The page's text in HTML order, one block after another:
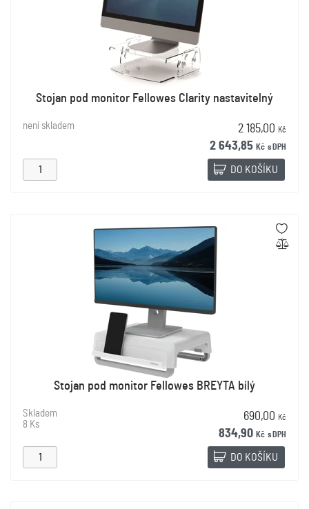
Stojan pod monitor Fellowes Clarity nastavitelný
není skladem 2 185,00 Kč
2 643,85 Kč s DPH
DO KOŠÍKU
Stojan pod monitor Fellowes BREYTA bílý
Skladem
8 Ks
690,00 Kč
834,90 Kč s DPH
DO KOŠÍKU